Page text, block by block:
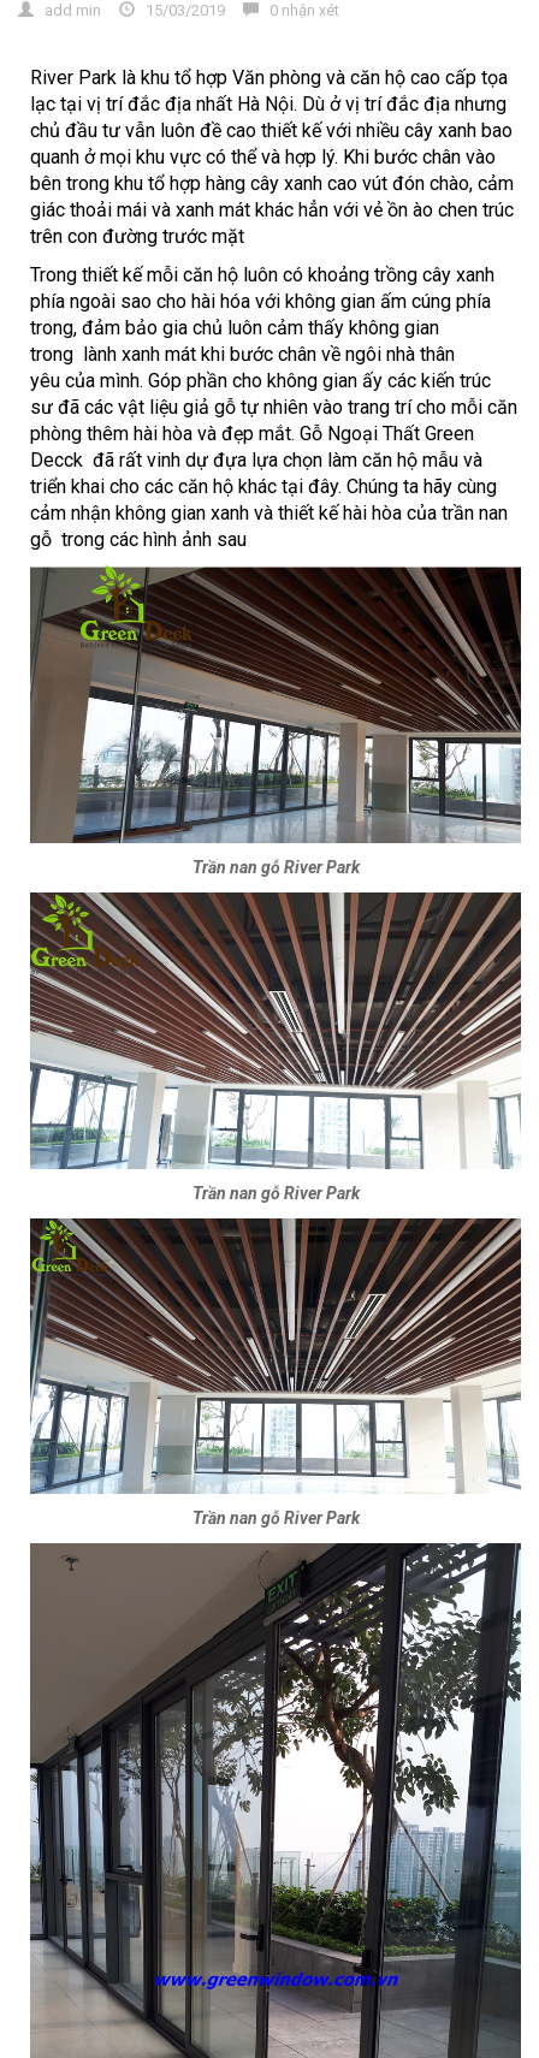
add min 15/03/2019 0 nhận xét
River Park là khu tổ hợp Văn phòng và căn hộ cao cấp tọa
lạc tại vị trí đắc địa nhất Hà Nội. Dù ở vị trí đắc địa nhưng
chủ đầu tư vẫn luôn đề cao thiết kế với nhiều cây xanh bao
quanh ở mọi khu vực có thể và hợp lý. Khi bước chân vào
bên trong khu tổ hợp hàng cây xanh cao vút đón chào, cảm
giác thoải mái và xanh mát khác hẳn với vẻ ồn ào chen trúc
trên con đường trước mặt
Trong thiết kế mỗi căn hộ luôn có khoảng trồng cây xanh
phía ngoài sao cho hài hóa với không gian ấm cúng phía
trong, đảm bảo gia chủ luôn cảm thấy không gian
trong lành xanh mát khi bước chân về ngôi nhà thân
yêu của mình. Góp phần cho không gian ấy các kiến trúc
sư đã các vật liệu giả gỗ tự nhiên vào trang trí cho mỗi căn
phòng thêm hài hòa và đẹp mắt. Gỗ Ngoại Thất Green
Decck đã rất vinh dự đựa lựa chọn làm căn hộ mẫu và
triển khai cho các căn hộ khác tại đây. Chúng ta hãy cùng
cảm nhận không gian xanh và thiết kế hài hòa của trần nan
gỗ trong các hình ảnh sau
Trần nan gỗ River Park
Trần nan gỗ River Park
Trần nan gỗ River Park